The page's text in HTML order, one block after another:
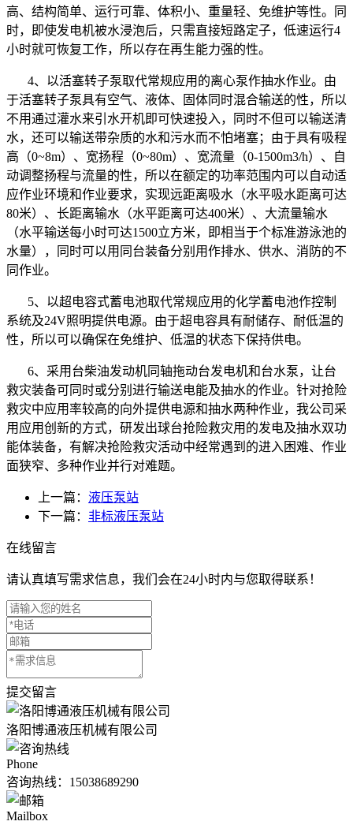
高、结构简单、运行可靠、体积小、重量轻、免维护等性。同
时，即使发电机被水浸泡后，只需直接短路定子，低速运行4
小时就可恢复工作，所以存在再生能力强的性。
4、以活塞转子泵取代常规应用的离心泵作抽水作业。由
于活塞转子泵具有空气、液体、固体同时混合输送的性，所以
不用通过灌水来引水开机即可快速投入，同时不但可以输送清
水，还可以输送带杂质的水和污水而不怕堵塞；由于具有吸程
高（0~8m）、宽扬程（0~80m）、宽流量（0-1500m3/h）、自
动调整扬程与流量的性，所以在额定的功率范围内可以自动适
应作业环境和作业要求，实现远距离吸水（水平吸水距离可达
80米）、长距离输水（水平距离可达400米）、大流量输水
（水平输送每小时可达1500立方米，即相当于个标准游泳池的
水量），同时可以用同台装备分别用作排水、供水、消防的不
同作业。
5、以超电容式蓄电池取代常规应用的化学蓄电池作控制
系统及24V照明提供电源。由于超电容具有耐储存、耐低温的
性，所以可以确保在免维护、低温的状态下保持供电。
6、采用台柴油发动机同轴拖动台发电机和台水泵，让台
救灾装备可同时或分别进行输送电能及抽水的作业。针对抢险
救灾中应用率较高的向外提供电源和抽水两种作业，我公司采
用应用创新的方式，研发出球台抢险救灾用的发电及抽水双功
能体装备，有解决抢险救灾活动中经常遇到的进入困难、作业
面狭窄、多种作业并行对难题。
上一篇： 液压泵站
下一篇： 非标液压泵站
在线留言
请认真填写需求信息，我们会在24小时内与您取得联系！
提交留言
洛阳博通液压机械有限公司
Phone
咨询热线： 15038689290
Mailbox